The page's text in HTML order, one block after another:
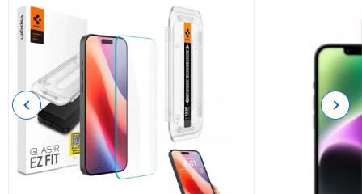
Previous Next